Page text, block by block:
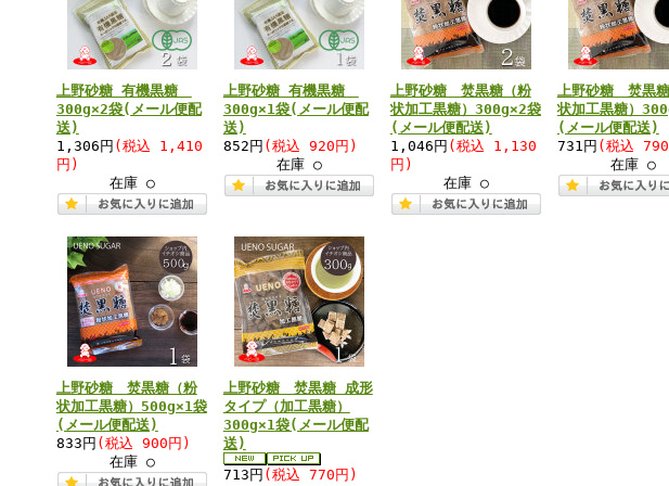
上野砂糖 有機黒糖
300g×2袋(メール便配
送)
1,306円 (税込 1,410
円)
在庫 ○
上野砂糖 有機黒糖
300g×1袋(メール便配
送)
852円 (税込 920円)
在庫 ○
上野砂糖 焚黒糖（粉
状加工黒糖）300g×2袋
(メール便配送)
1,046円 (税込 1,130
円)
在庫 ○
上野砂糖 焚黒
状加工黒糖）
(メール便配送)
731円 (税込
在庫 ○
上野砂糖 焚黒糖（粉
状加工黒糖）500g×1袋
(メール便配送)
833円 (税込 900円)
在庫 ○
上野砂糖 焚黒糖 成形
タイプ（加工黒糖）
300g×1袋(メール便配
送)
713円 (税込 770円)